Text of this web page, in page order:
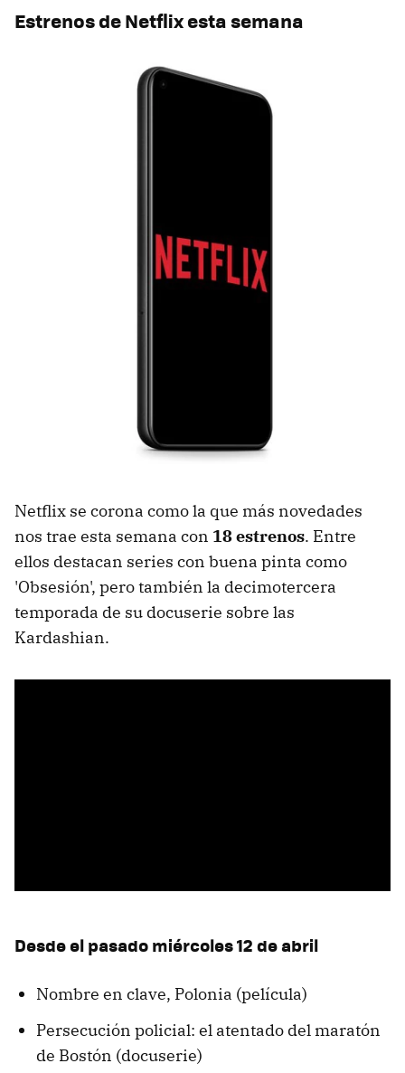
Estrenos de Netflix esta semana
Netflix se corona como la que más novedades
nos trae esta semana con 18 estrenos. Entre
ellos destacan series con buena pinta como
'Obsesión', pero también la decimotercera
temporada de su docuserie sobre las
Kardashian.
Desde el pasado miércoles 12 de abril
Nombre en clave, Polonia (película)
Persecución policial: el atentado del maratón
de Bostón (docuserie)